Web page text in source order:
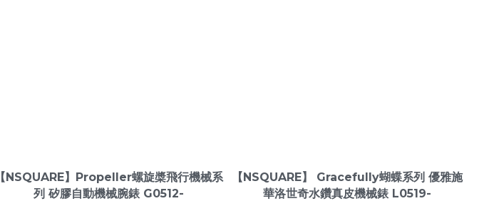
【NSQUARE】Propeller螺旋槳飛行機械系
列 矽膠自動機械腕錶 G0512-
【NSQUARE】 Gracefully蝴蝶系列 優雅施
華洛世奇水鑽真皮機械錶 L0519-